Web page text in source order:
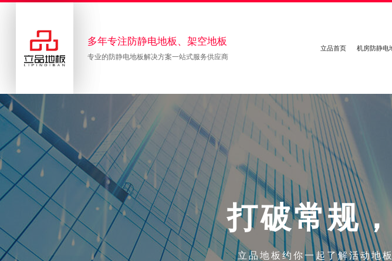
多年专注防静电地板、架空地板
专业的防静电地板解决方案一站式服务供应商
立品首页 机房防静电
打破常规
立品地板约你一起了解活动地